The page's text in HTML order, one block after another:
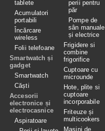
tablete
Acumulatori
portabili
Încărcare
wireless
Folii telefoane
Smartwatch și
gadget
Smartwatch
Căști
Accesorii
electronice și
electrocasnice
Aspiratoare
perii pentru
păr
Pompe de
sân manuale
și electrice
Frigidere si
combine
frigorifice
Cuptoare cu
microunde
Hote, plite si
cuptoare
incorporabile
Friteuze și
multicookers
Maşini de